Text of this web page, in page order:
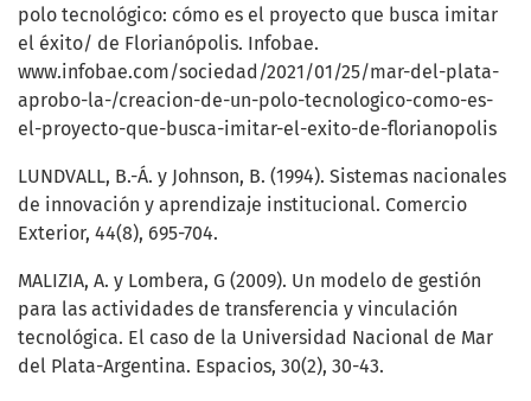
polo tecnológico: cómo es el proyecto que busca imitar
el éxito/ de Florianópolis. Infobae.
www.infobae.com/sociedad/2021/01/25/mar-del-plata-
aprobo-la-/creacion-de-un-polo-tecnologico-como-es-
el-proyecto-que-busca-imitar-el-exito-de-florianopolis
LUNDVALL, B.-Á. y Johnson, B. (1994). Sistemas nacionales
de innovación y aprendizaje institucional. Comercio
Exterior, 44(8), 695-704.
MALIZIA, A. y Lombera, G (2009). Un modelo de gestión
para las actividades de transferencia y vinculación
tecnológica. El caso de la Universidad Nacional de Mar
del Plata-Argentina. Espacios, 30(2), 30-43.